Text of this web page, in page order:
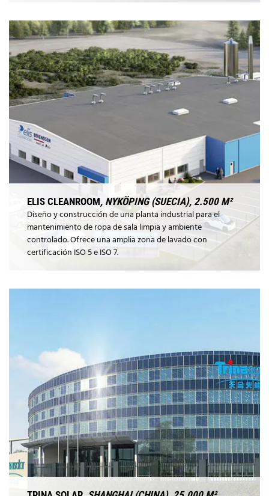
ELIS CLEANROOM, NYKÖPING (SUECIA), 2.500 M²
Diseño y construcción de una planta industrial para el
mantenimiento de ropa de sala limpia y ambiente
controlado. Ofrece una amplia zona de lavado con
certificación ISO 5 e ISO 7.